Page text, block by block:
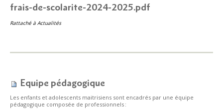
frais-de-scolarite-2024-2025.pdf
Rattaché à Actualités
Equipe pédagogique
Les enfants et adolescents maitrisiens sont encadrés par une équipe
pédagogique composée de professionnels :